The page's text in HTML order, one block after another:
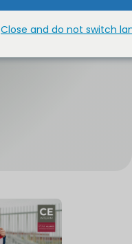
Close and do not switch